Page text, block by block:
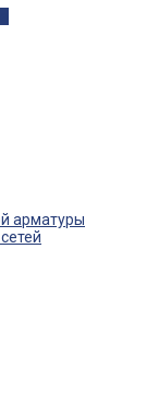
арматуры